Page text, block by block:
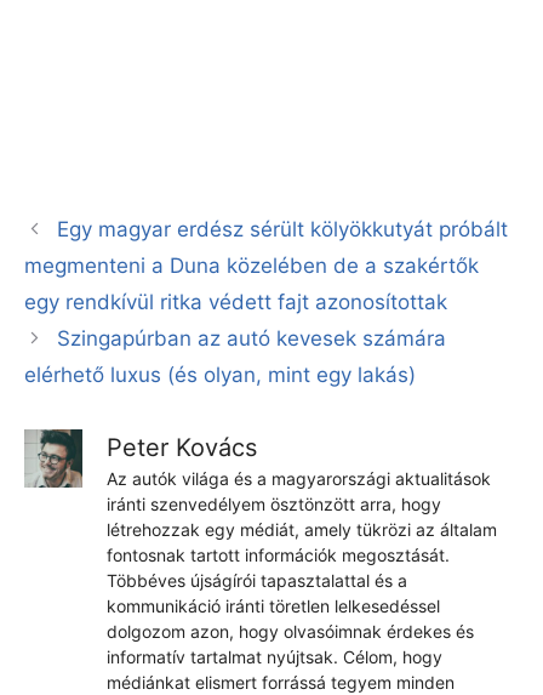
Egy magyar erdész sérült kölyökkutyát próbált
megmenteni a Duna közelében de a szakértők
egy rendkívül ritka védett fajt azonosítottak
Szingapúrban az autó kevesek számára
elérhető luxus (és olyan, mint egy lakás)
Peter Kovács
Az autók világa és a magyarországi aktualitások
iránti szenvedélyem ösztönzött arra, hogy
létrehozzak egy médiát, amely tükrözi az általam
fontosnak tartott információk megosztását.
Többéves újságírói tapasztalattal és a
kommunikáció iránti töretlen lelkesedéssel
dolgozom azon, hogy olvasóimnak érdekes és
informatív tartalmat nyújtsak. Célom, hogy
médiánkat elismert forrássá tegyem minden